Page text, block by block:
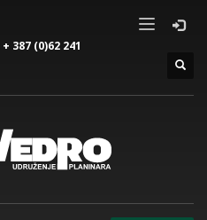
+ 387 (0)62 241